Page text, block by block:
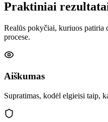
Praktiniai
Realūs pokyčiai, kuriuos patiria
procese.
Aiškumas
Supratimas, kodėl elgieisi taip,